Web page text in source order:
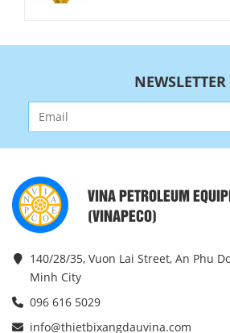
NEWSLETTER
VINA PETROLEUM
(VINAPECO)
140/28/35, Vuon Lai Street, An Phu
Minh City
096 616 5029
info@thietbixangdauvina.com